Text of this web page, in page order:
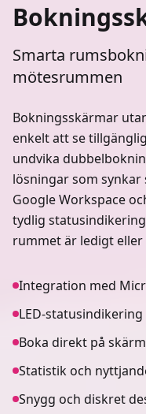
Smarta
mötesrummen
Bokningsskärmar
enkelt att se
undvika
lösningar som
Google Workspace
tydlig statusindikering
rummet är ledigt
Integration med
LED-
Boka direkt på
Statistik och
Snygg och diskret